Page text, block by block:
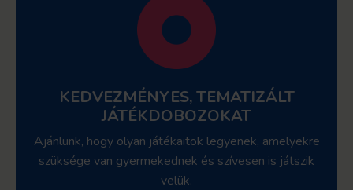
KEDVEZMÉNYES, TEMATIZÁLT
JÁTÉKDOBOZOKAT
Ajánlunk, hogy olyan játékaitok legyenek, amelyekre
szüksége van gyermekednek és szívesen is játszik
velük.